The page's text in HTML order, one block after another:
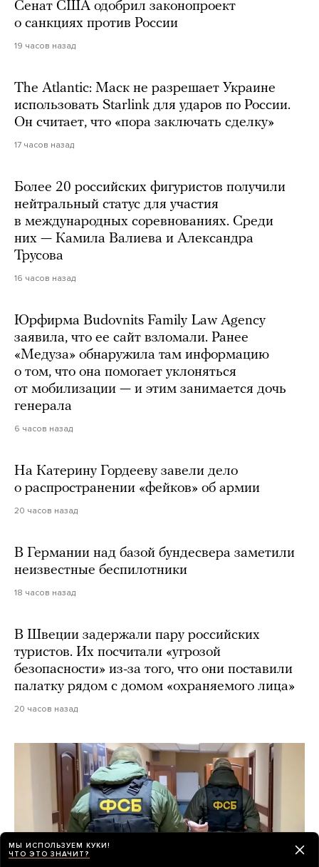
Сенат США одобрил законопроект
о санкциях против России
19 часов назад
The Atlantic: Маск не разрешает Украине
использовать Starlink для ударов по России.
Он считает, что «пора заключать сделку»
17 часов назад
Более 20 российских фигуристов получили
нейтральный статус для участия
в международных соревнованиях. Среди
них — Камила Валиева и Александра
Трусова
16 часов назад
Юрфирма Budovnits Family Law Agency
заявила, что ее сайт взломали. Ранее
«Медуза» обнаружила там информацию
о том, что она помогает уклоняться
от мобилизации — и этим занимается дочь
генерала
6 часов назад
На Катерину Гордееву завели дело
о распространении «фейков» об армии
20 часов назад
В Германии над базой бундесвера заметили
неизвестные беспилотники
18 часов назад
В Швеции задержали пару российских
туристов. Их посчитали «угрозой
безопасности» из-за того, что они поставили
палатку рядом с домом «охраняемого лица»
20 часов назад
МЫ ИСПОЛЬЗУЕМ КУКИ!
ЧТО ЭТО ЗНАЧИТ?